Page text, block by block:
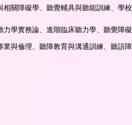
關障礙學、聽覺輔具與聽能訓練、學校
學實務論、進階臨床聽力學、聽覺障
與倫理、聽障教育與溝通訓練、聽語